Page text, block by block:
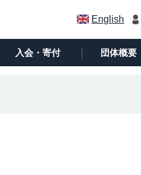
English
入会・寄付 団体概要